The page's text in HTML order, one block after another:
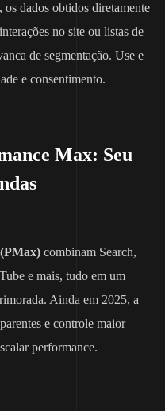
dados obtidos diretamente
no site ou listas de
de segmentação. Use e
e consentimento.
Max: Seu
combinam Search,
e mais, tudo em um
Ainda em 2025, a
e controle maior
performance.